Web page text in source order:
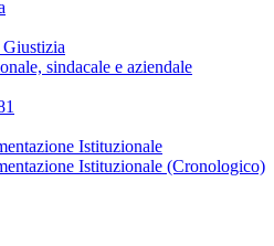
sindacale e aziendale
Istituzionale
Istituzionale (Cronologico)